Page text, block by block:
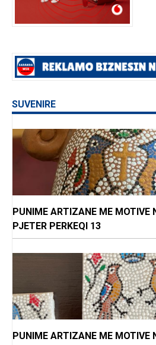
SUVENIRE
PUNIME ARTIZANE ME MOTIVE
PJETER PERKEQI 13
PUNIME ARTIZANE ME MOTIVE